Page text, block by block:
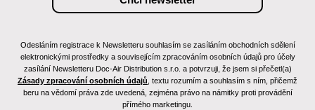
Odesláním registrace k Newsletteru souhlasím se zasíláním obchodních sdělení
elektronickými prostředky a souvisejícím zpracováním osobních údajů pro účely
zasílání Newsletteru Doc-Air Distribution s.r.o. a potvrzuji, že jsem si přečetl(a)
Zásady zpracování osobních údajů , textu rozumím a souhlasím s ním, přičemž
beru na vědomí práva zde uvedená, zejména právo na námitky proti provádění
přímého marketingu.